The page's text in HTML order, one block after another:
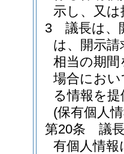
示し、又
3
議長は、
は、開示
相当の期
場合にお
る情報を
(保有個人
第20条
議
有個人情報